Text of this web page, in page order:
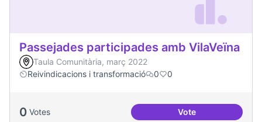
Passejades participades amb VilaVeïna
Taula Comunitària, març 2022
Reivindicacions i transformació
0 0
0 Votes VotePassejades